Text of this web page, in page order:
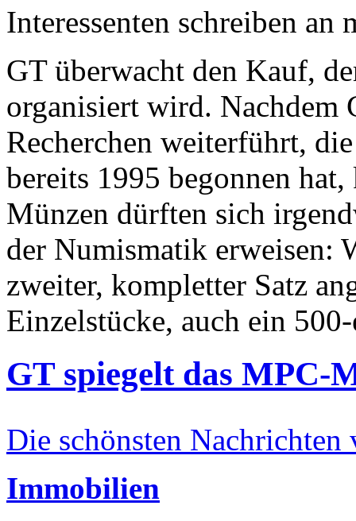
Interessenten schreiben
GT überwacht den Kauf,
organisiert wird. Nachdem
Recherchen weiterführt,
bereits 1995 begonnen
Münzen dürften sich
der Numismatik erweisen:
zweiter, kompletter Satz
Einzelstücke, auch ein
GT spiegelt das MPC-
Die schönsten Nachrichten
Immobilien